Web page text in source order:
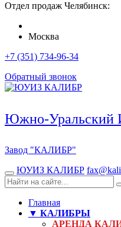
Отдел продаж Челябинск:
Москва
+7 (351) 734-96-34
Обратный звонок
Южно-Уральский
Завод "КАЛИБР"
ЮУИЗ КАЛИБР
Главная
▼ КАЛИБРЫ
АРЕНДА